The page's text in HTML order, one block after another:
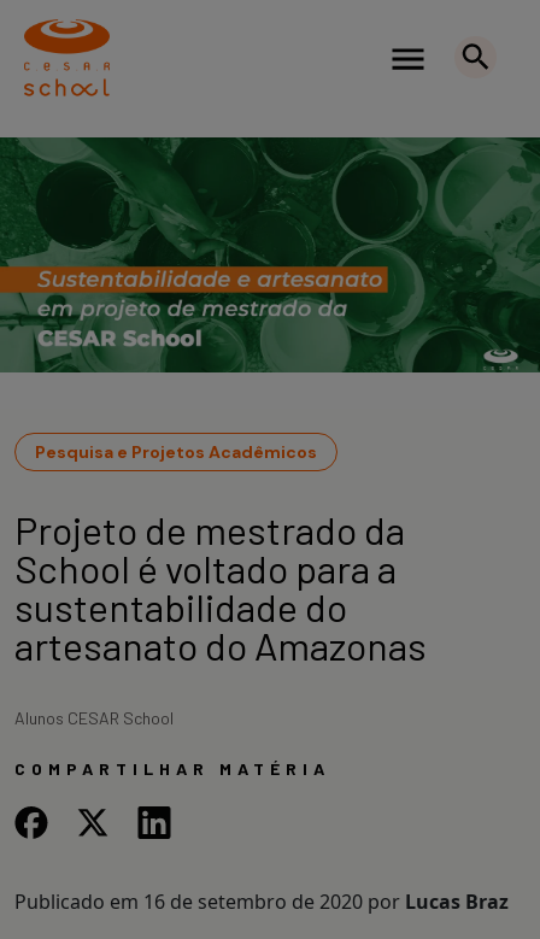
Pesquisa e Projetos Acadêmicos
Projeto de mestrado da
School é voltado para a
sustentabilidade do
artesanato do Amazonas
Alunos CESAR School
COMPARTILHAR MATÉRIA
Publicado em 16 de setembro de 2020 por Lucas Braz